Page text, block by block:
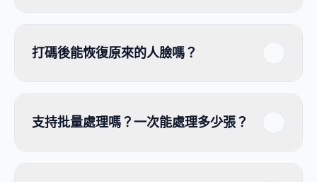
打碼後能恢復原來的人臉嗎？
支持批量處理嗎？一次能處理多少張？